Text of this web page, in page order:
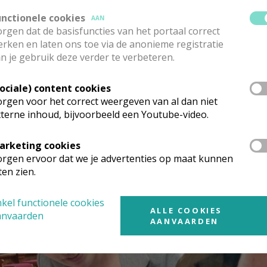
waren er ook waardevolle tips en inzichten rond
van samen stappen, luisteren en leren, in een sfeer van
cookies
AAN
dat de basisfuncties van het portaal correct
en laten ons toe via de anonieme registratie
je gebruik deze verder te verbeteren.
content cookies
voor het correct weergeven van al dan niet
inhoud, bijvoorbeeld een Youtube-video.
cookies
ervoor dat we je advertenties op maat kunnen
zien.
functionele cookies
ALLE COOKIES
AANVAARDEN